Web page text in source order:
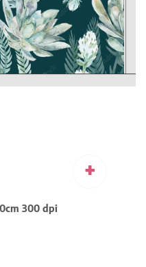
+
300 dpi